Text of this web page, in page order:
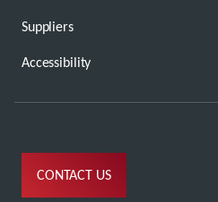
Suppliers
Accessibility
CONTACT US